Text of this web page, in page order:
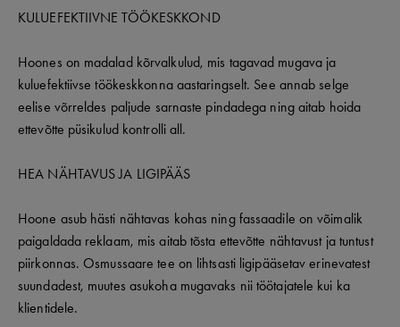
KULUEFEKTIIVNE TÖÖKESKKOND
Hoones on madalad kõrvalkulud, mis tagavad mugava ja
kuluefektiivse töökeskkonna aastaringselt. See annab selge
eelise võrreldes paljude sarnaste pindadega ning aitab hoida
ettevõtte püsikulud kontrolli all.
HEA NÄHTAVUS JA LIGIPÄÄS
Hoone asub hästi nähtavas kohas ning fassaadile on võimalik
paigaldada reklaam, mis aitab tõsta ettevõtte nähtavust ja tuntust
piirkonnas. Osmussaare tee on lihtsasti ligipääsetav erinevatest
suundadest, muutes asukoha mugavaks nii töötajatele kui ka
klientidele.